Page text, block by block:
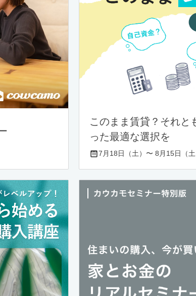
このまま賃貸？それと
った最適な選択を
7月18日（土）〜 8月15日（